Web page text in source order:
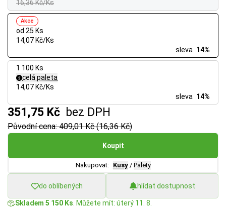
16,36 Kč/Ks
od 25 Ks
Akce
14,07 Kč/Ks
sleva 14%
1 100 Ks
celá paleta
14,07 Kč/Ks
sleva 14%
351,75 Kč bez DPH
Původní cena: 409,01 Kč (16,36 Kč)
Koupit
Nakupovat: Kusy / Palety
do oblíbených hlídat dostupnost
Skladem 5 150 Ks . Můžete mít: úterý 11. 8.